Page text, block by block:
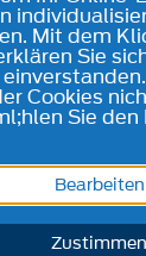
Mit dem
Sie
Cookies
Sie
Bearbeiten
Zustimmen